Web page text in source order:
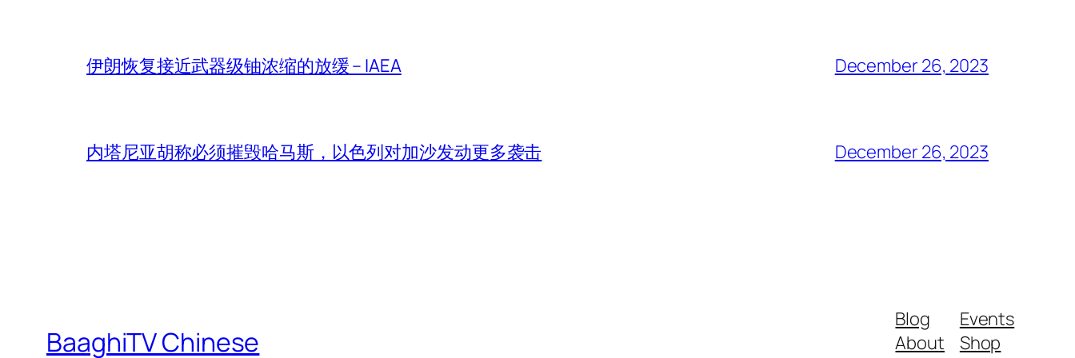
伊朗恢复接近武器级铀浓缩的放缓 – IAEA December 26, 2023
内塔尼亚胡称必须摧毁哈马斯，以色列对加沙发动更多袭击 December 26, 2023
BaaghiTV Chinese
Blog
About
Events
Shop